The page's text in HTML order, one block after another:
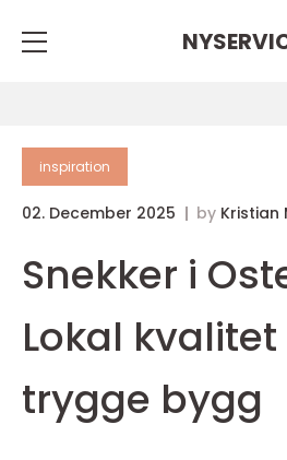
inspiration
02. December 2025 by Kristian
Snekker i
Lokal
trygge bygg